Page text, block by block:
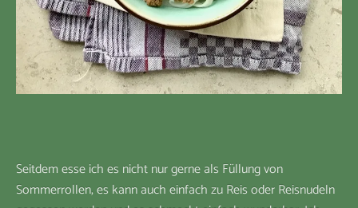
Seitdem esse ich es nicht nur gerne als Füllung von
Sommerrollen, es kann auch einfach zu Reis oder Reisnudeln